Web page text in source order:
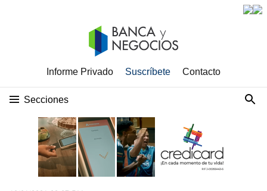
Informe Privado Suscríbete Contacto
Secciones